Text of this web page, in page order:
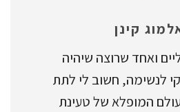
קינן
ואחד שרוצה שיהיה
לנשימה, חשוב לי לתת
המופלא של טעינת